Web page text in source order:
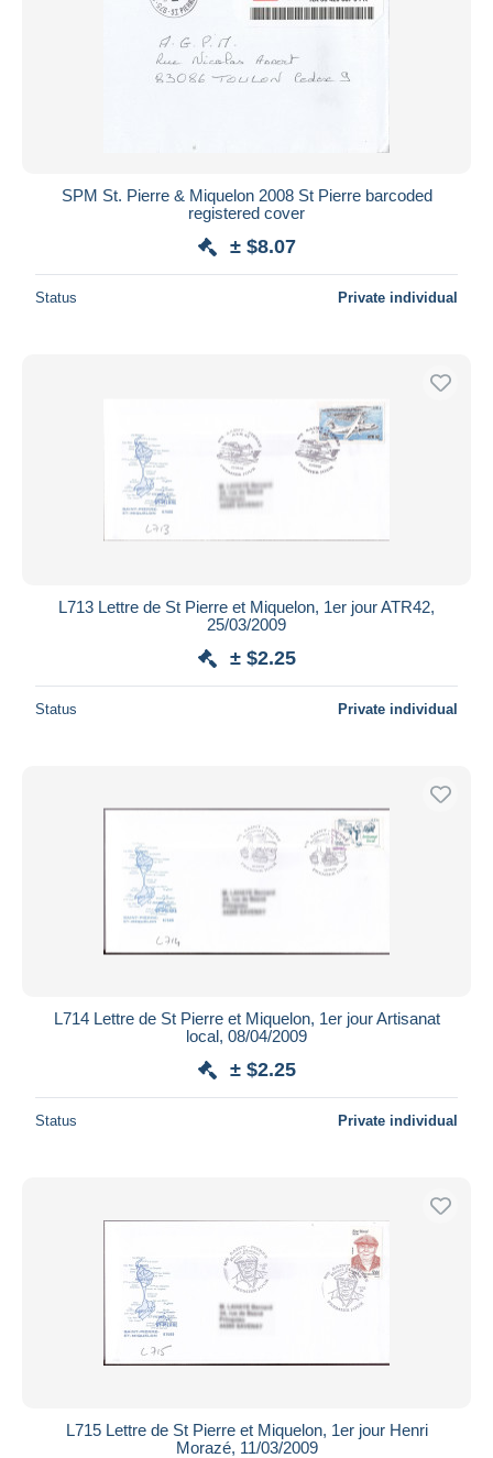
SPM St. Pierre & Miquelon 2008 St Pierre barcoded
registered cover
± $8.07
Status Private individual
L713 Lettre de St Pierre et Miquelon, 1er jour ATR42,
25/03/2009
± $2.25
Status Private individual
L714 Lettre de St Pierre et Miquelon, 1er jour Artisanat
local, 08/04/2009
± $2.25
Status Private individual
L715 Lettre de St Pierre et Miquelon, 1er jour Henri
Morazé, 11/03/2009